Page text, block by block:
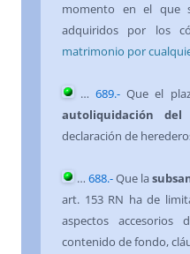
momento en el que
adquiridos por los
matrimonio por
…689.-Que el
autoliquidación del
declaración de
… 688.-Que la
art. 153 RN ha de
aspectos
contenido de fondo,